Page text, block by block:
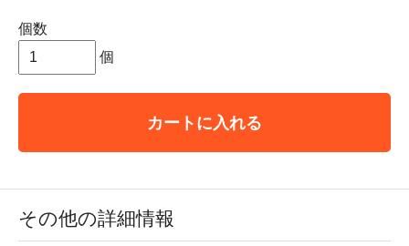
個数
個
カートに入れる
その他の詳細情報